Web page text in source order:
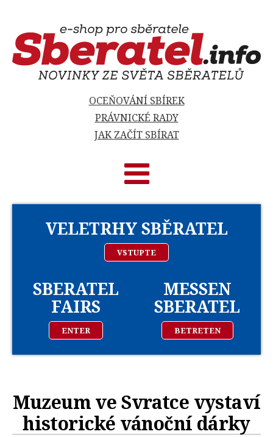
OCEŇOVÁNÍ SBÍREK
PRÁVNICKÉ RADY
JAK ZAČÍT SBÍRAT
VELETRHY SBĚRATEL
VSTUPTE
SBERATEL
FAIRS
ENTER
MESSEN
SBERATEL
BETRETEN
Muzeum ve Svratce vystaví
historické vánoční dárky